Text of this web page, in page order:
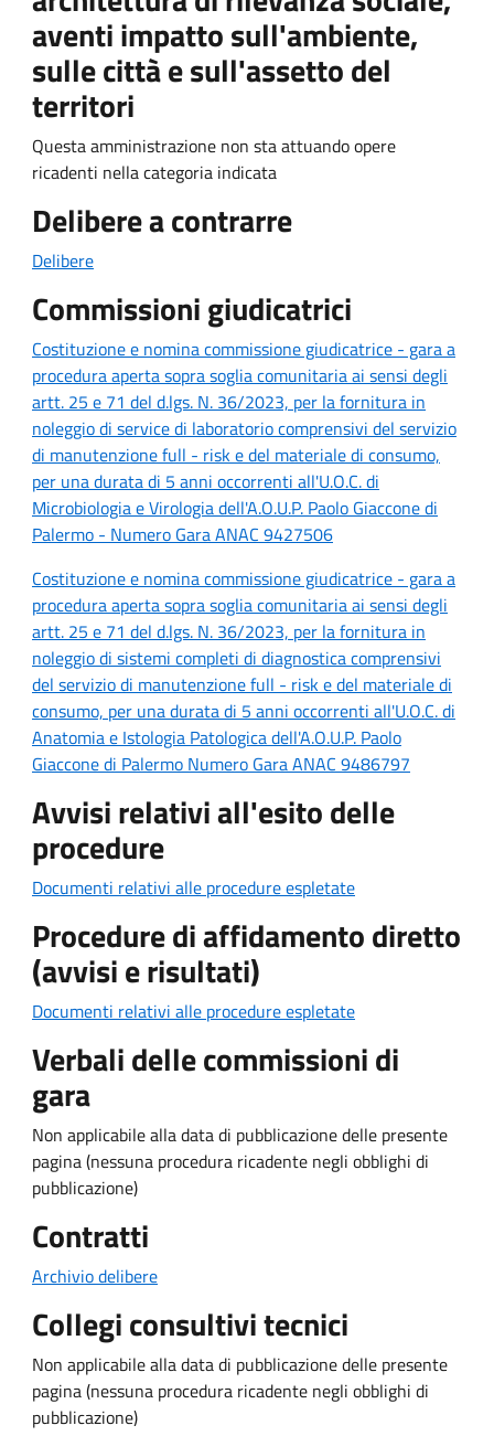
aventi impatto sull'ambiente,
sulle città e sull'assetto del
territori
Questa amministrazione non sta attuando opere
ricadenti nella categoria indicata
Delibere a contrarre
Delibere
Commissioni giudicatrici
Costituzione e nomina commissione giudicatrice - gara a
procedura aperta sopra soglia comunitaria ai sensi degli
artt. 25 e 71 del d.lgs. N. 36/2023, per la fornitura in
noleggio di service di laboratorio comprensivi del servizio
di manutenzione full - risk e del materiale di consumo,
per una durata di 5 anni occorrenti all'U.O.C. di
Microbiologia e Virologia dell'A.O.U.P. Paolo Giaccone di
Palermo - Numero Gara ANAC 9427506
Costituzione e nomina commissione giudicatrice - gara a
procedura aperta sopra soglia comunitaria ai sensi degli
artt. 25 e 71 del d.lgs. N. 36/2023, per la fornitura in
noleggio di sistemi completi di diagnostica comprensivi
del servizio di manutenzione full - risk e del materiale di
consumo, per una durata di 5 anni occorrenti all'U.O.C. di
Anatomia e Istologia Patologica dell'A.O.U.P. Paolo
Giaccone di Palermo Numero Gara ANAC 9486797
Avvisi relativi all'esito delle
procedure
Documenti relativi alle procedure espletate
Procedure di affidamento diretto
(avvisi e risultati)
Documenti relativi alle procedure espletate
Verbali delle commissioni di
gara
Non applicabile alla data di pubblicazione delle presente
pagina (nessuna procedura ricadente negli obblighi di
pubblicazione)
Contratti
Archivio delibere
Collegi consultivi tecnici
Non applicabile alla data di pubblicazione delle presente
pagina (nessuna procedura ricadente negli obblighi di
pubblicazione)